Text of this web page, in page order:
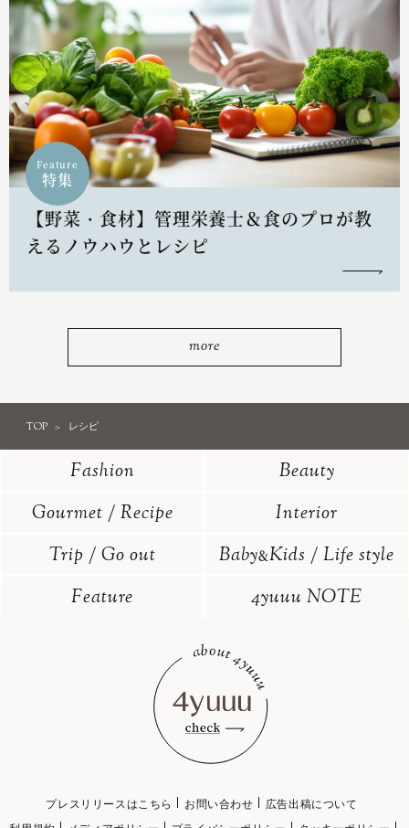
Feature
特集
【野菜・食材】管理栄養士＆食のプロが教
えるノウハウとレシピ
more
TOP レシピ
Fashion
Beauty
Gourmet / Recipe
Interior
Trip / Go out
Baby&Kids / Life style
Feature
4yuuu NOTE
プレスリリースはこちら お問い合わせ
広告出稿について